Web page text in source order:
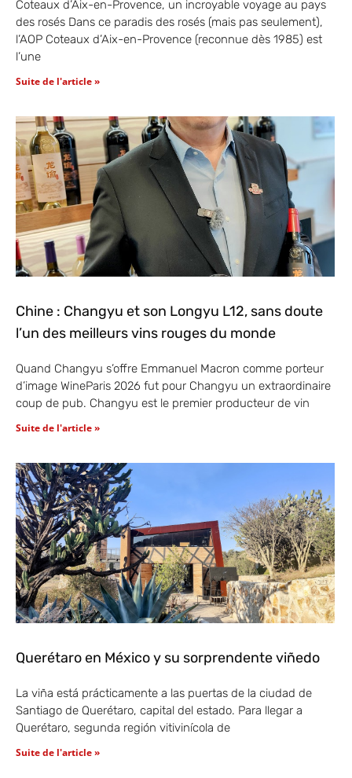
Coteaux d’Aix-en-Provence, un incroyable voyage au pays
des rosés Dans ce paradis des rosés (mais pas seulement),
l’AOP Coteaux d’Aix-en-Provence (reconnue dès 1985) est
l’une
Suite de l'article »
Chine : Changyu et son Longyu L12, sans doute
l’un des meilleurs vins rouges du monde
Quand Changyu s’offre Emmanuel Macron comme porteur
d’image WineParis 2026 fut pour Changyu un extraordinaire
coup de pub. Changyu est le premier producteur de vin
Suite de l'article »
Querétaro en México y su sorprendente viñedo
La viña está prácticamente a las puertas de la ciudad de
Santiago de Querétaro, capital del estado. Para llegar a
Querétaro, segunda región vitivinícola de
Suite de l'article »